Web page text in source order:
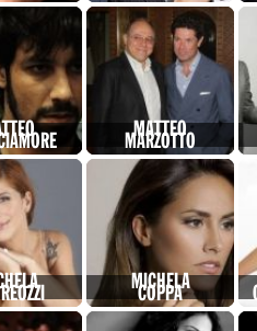
MATTEO
MARZOTTO
MICHELA
COPPA